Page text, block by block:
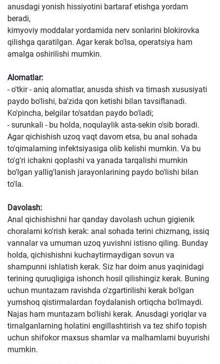
anusdagi yonish hissiyotini bartaraf etishga yordam
beradi,
kimyoviy moddalar yordamida nerv sonlarini blokirovka
qilishga qaratilgan. Agar kerak bo'lsa, operatsiya ham
amalga oshirilishi mumkin.
Alomatlar:
- o'tkir - aniq alomatlar, anusda shish va tirnash xususiyati
paydo bo'lishi, ba'zida qon ketishi bilan tavsiflanadi.
Ko'pincha, belgilar to'satdan paydo bo'ladi;
- surunkali - bu holda, noqulaylik asta-sekin o'sib boradi.
Agar qichishish uzoq vaqt davom etsa, bu anal sohada
to'qimalarning infektsiyasiga olib kelishi mumkin. Va bu
to'g'ri ichakni qoplashi va yanada tarqalishi mumkin
bo'lgan yallig'lanish jarayonlarining paydo bo'lishi bilan
to'la.
Davolash:
Anal qichishishni har qanday davolash uchun gigienik
choralarni ko'rish kerak: anal sohada terini chizmang, issiq
vannalar va umuman uzoq yuvishni istisno qiling. Bunday
holda, qichishishni kuchaytirmaydigan sovun va
shampunni ishlatish kerak. Siz har doim anus yaqinidagi
terining quruqligiga ishonch hosil qilishingiz kerak. Buning
uchun muntazam ravishda o'zgartirilishi kerak bo'lgan
yumshoq qistirmalardan foydalanish ortiqcha bo'lmaydi.
Najas ham muntazam bo'lishi kerak. Anusdagi yoriqlar va
tirnalganlarning holatini engillashtirish va tez shifo topish
uchun shifokor maxsus shamlar va malhamlarni buyurishi
mumkin.